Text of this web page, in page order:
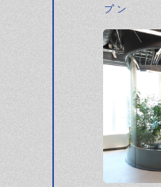
プン